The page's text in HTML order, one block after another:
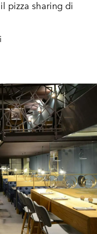
pizza sharing di